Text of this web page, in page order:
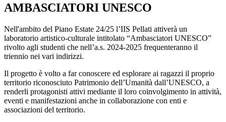
AMBASCIATORI UNESCO
Nell'ambito del Piano Estate 24/25 l’IIS Pellati attiverà un
laboratorio artistico-culturale intitolato “Ambasciatori UNESCO”
rivolto agli studenti che nell’a.s. 2024-2025 frequenteranno il
triennio nei vari indirizzi.
Il progetto è volto a far conoscere ed esplorare ai ragazzi il proprio
territorio riconosciuto Patrimonio dell’Umanità dall’UNESCO, a
renderli protagonisti attivi mediante il loro coinvolgimento in attività,
eventi e manifestazioni anche in collaborazione con enti e
associazioni del territorio.